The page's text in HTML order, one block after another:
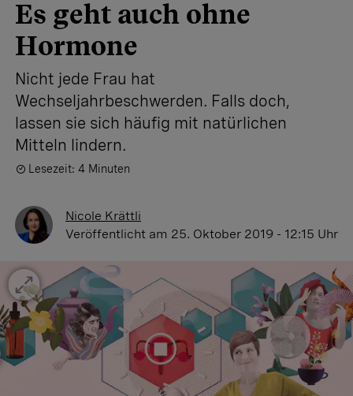
Es geht auch ohne
Hormone
Nicht jede Frau hat
Wechseljahrbeschwerden. Falls doch,
lassen sie sich häufig mit natürlichen
Mitteln lindern.
Lesezeit: 4 Minuten
Nicole Krättli
Veröffentlicht am 25. Oktober 2019 - 12:15 Uhr